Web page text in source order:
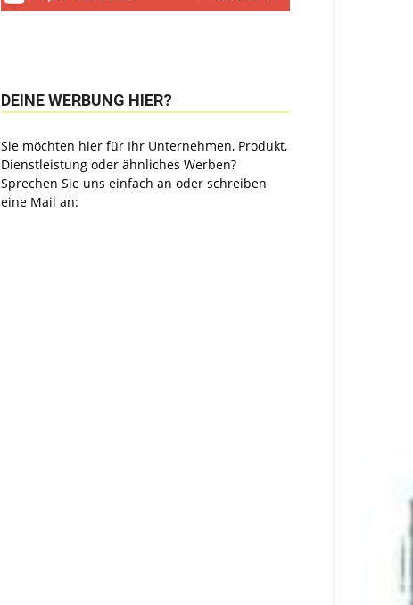
DEINE WERBUNG HIER?
Sie möchten hier für Ihr Unternehmen, Produkt,
Dienstleistung oder ähnliches Werben?
Sprechen Sie uns einfach an oder schreiben
eine Mail an: